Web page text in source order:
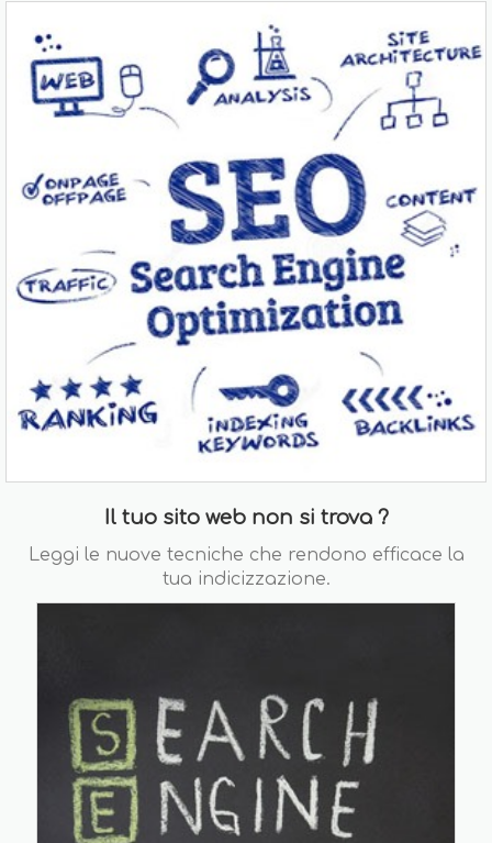
Il tuo sito web non si trova ?
Leggi le nuove tecniche che rendono efficace la
tua indicizzazione.